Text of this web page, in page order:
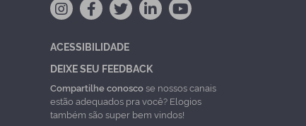
ACESSIBILIDADE
DEIXE SEU FEEDBACK
Compartilhe conoscose nossos canais
estão adequados pra você? Elogios
também são super bem vindos!